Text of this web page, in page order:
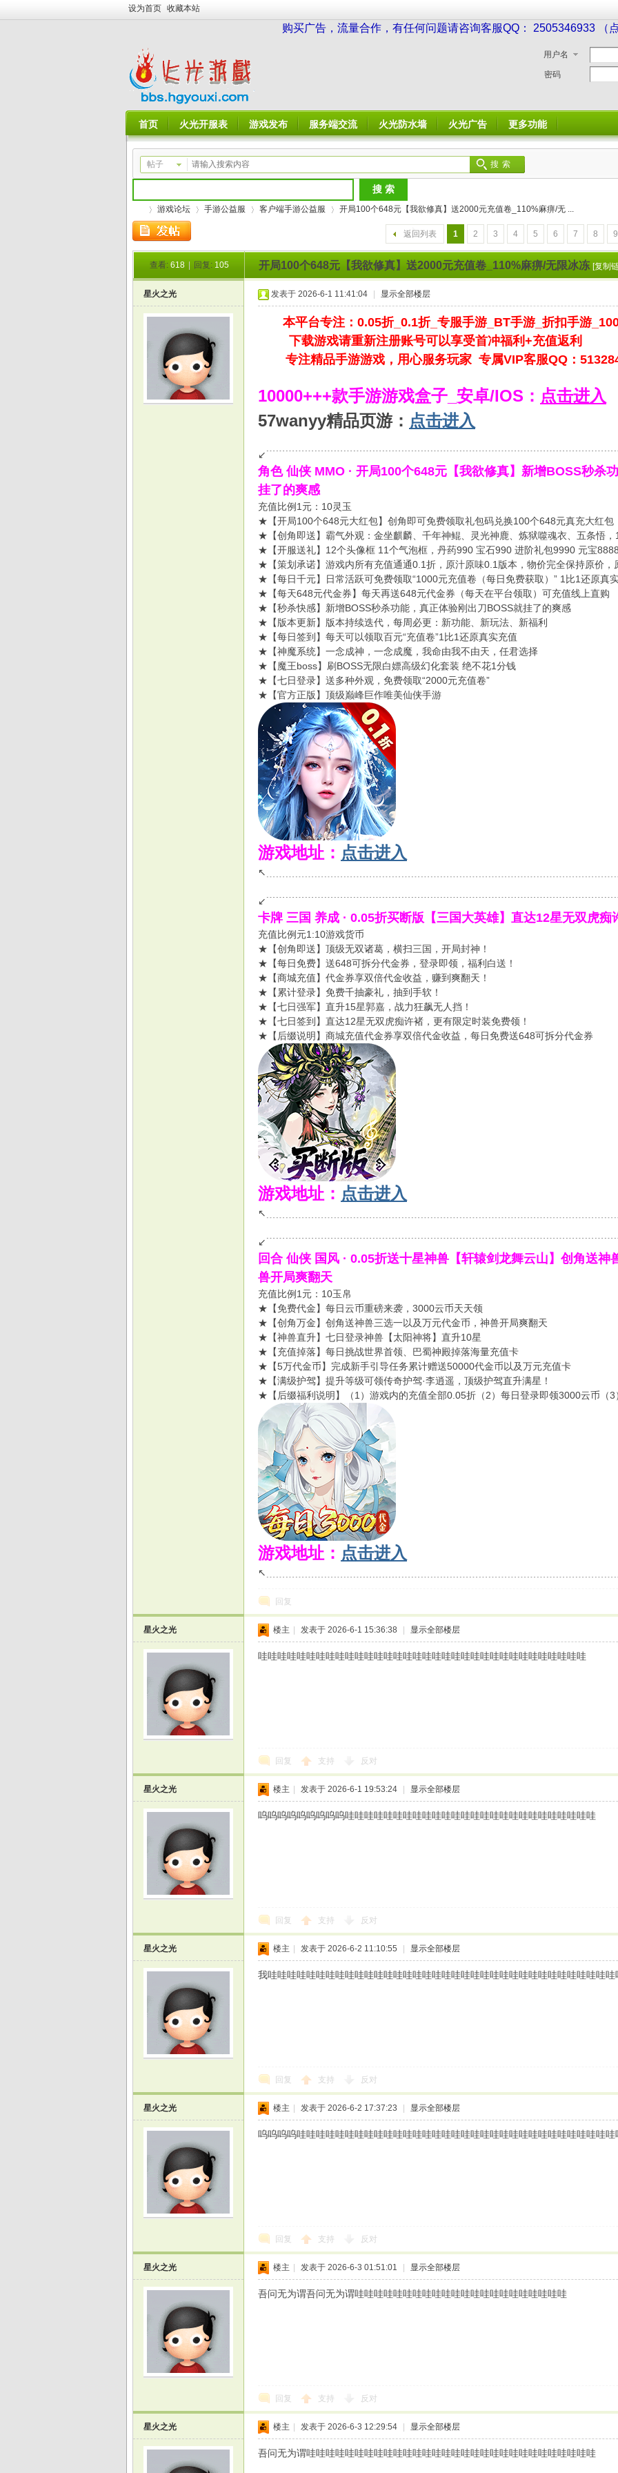
设为首页 收藏本站
购买广告，流量合作，有任何问题请咨询客服QQ： 2505346933 （
用户名
密码
首页 火光开服表 游戏发布 服务端交流 火光防水墙 火光广告 更多功能
帖子 搜索
游戏论坛 手游公益服 客户端手游公益服
›
开局100个648元【我欲修真】送2000元充值卷_110%麻痹/无 ...
1 2 3 4 5 6 7 8 9
返回列表
查看: 618 回复: 105 开局100个648元【我欲修真】送2000元充值卷_110%麻痹/无限冰冻 [复制
星火之光 发表于 2026-6-1 11:41:04 显示全部楼层
本平台专注：0.05折_0.1折_专服手游_BT手游_折扣手游
下载游戏请重新注册账号可以享受首冲福利+充值返利
专注精品手游游戏，用心服务玩家 专属VIP客服QQ：
10000+++款手游游戏盒子_安卓/IOS： 点击进入
57wanyy精品页游： 点击进入
角色 仙侠 MMO · 开局100个648元【我欲修真】新增BOSS秒杀
挂了的爽感
充值比例1元：10灵玉
★【开局100个648元大红包】创角即可免费领取礼包码兑换100个648元真充大红包
★【创角即送】霸气外观：金坐麒麟、千年神鲲、灵光神鹿、炼狱噬魂衣、五条悟
★【开服送礼】12个头像框 11个气泡框，丹药990 宝石990 进阶礼包9990 元宝
★【策划承诺】游戏内所有充值通通0.1折，原汁原味0.1版本，物价完全保持原价，
★【每日千元】日常活跃可免费领取“1000元充值卷（每日免费获取）” 1比1还原真
★【每天648元代金券】每天再送648元代金券（每天在平台领取）可充值线上直购
★【秒杀快感】新增BOSS秒杀功能，真正体验刚出刀BOSS就挂了的爽感
★【版本更新】版本持续迭代，每周必更：新功能、新玩法、新福利
★【每日签到】每天可以领取百元“充值卷”1比1还原真实充值
★【神魔系统】一念成神，一念成魔，我命由我不由天，任君选择
★【魔王boss】刷BOSS无限白嫖高级幻化套装 绝不花1分钱
★【七日登录】送多种外观，免费领取“2000元充值卷”
★【官方正版】顶级巅峰巨作唯美仙侠手游
游戏地址： 点击进入
卡牌 三国 养成 · 0.05折买断版【三国大英雄】直达12星无双虎
充值比例元1:10游戏货币
★【创角即送】顶级无双诸葛，横扫三国，开局封神！
★【每日免费】送648可拆分代金券，登录即领，福利白送！
★【商城充值】代金券享双倍代金收益，赚到爽翻天！
★【累计登录】免费千抽豪礼，抽到手软！
★【七日强军】直升15星郭嘉，战力狂飙无人挡！
★【七日签到】直达12星无双虎痴许褚，更有限定时装免费领！
★【后缀说明】商城充值代金券享双倍代金收益，每日免费送648可拆分代金券
游戏地址： 点击进入
回合 仙侠 国风 · 0.05折送十星神兽【轩辕剑龙舞云山】创角送神
兽开局爽翻天
充值比例1元：10玉帛
★【免费代金】每日云币重磅来袭，3000云币天天领
★【创角万金】创角送神兽三选一以及万元代金币，神兽开局爽翻天
★【神兽直升】七日登录神兽【太阳神将】直升10星
★【充值掉落】每日挑战世界首领、巴蜀神殿掉落海量充值卡
★【5万代金币】完成新手引导任务累计赠送50000代金币以及万元充值卡
★【满级护驾】提升等级可领传奇护驾·李逍遥，顶级护驾直升满星！
★【后缀福利说明】（1）游戏内的充值全部0.05折（2）每日登录即领3000云币（3
游戏地址： 点击进入
回复
星火之光 楼主 发表于 2026-6-1 15:36:38 显示全部楼层
哇哇哇哇哇哇哇哇哇哇哇哇哇哇哇哇哇哇哇哇哇哇哇哇哇哇哇哇哇哇哇哇哇哇
回复 支持 反对
星火之光 楼主 发表于 2026-6-1 19:53:24 显示全部楼层
呜呜呜呜呜呜呜呜呜哇哇哇哇哇哇哇哇哇哇哇哇哇哇哇哇哇哇哇哇哇哇哇哇哇哇
回复 支持 反对
星火之光 楼主 发表于 2026-6-2 11:10:55 显示全部楼层
我哇哇哇哇哇哇哇哇哇哇哇哇哇哇哇哇哇哇哇哇哇哇哇哇哇哇哇哇哇哇哇哇哇哇哇哇
回复 支持 反对
星火之光 楼主 发表于 2026-6-2 17:37:23 显示全部楼层
呜呜呜呜哇哇哇哇哇哇哇哇哇哇哇哇哇哇哇哇哇哇哇哇哇哇哇哇哇哇哇哇哇哇哇哇哇
回复 支持 反对
星火之光 楼主 发表于 2026-6-3 01:51:01 显示全部楼层
吾问无为谓吾问无为谓哇哇哇哇哇哇哇哇哇哇哇哇哇哇哇哇哇哇哇哇哇哇
回复 支持 反对
星火之光 楼主 发表于 2026-6-3 12:29:54 显示全部楼层
吾问无为谓哇哇哇哇哇哇哇哇哇哇哇哇哇哇哇哇哇哇哇哇哇哇哇哇哇哇哇哇哇哇